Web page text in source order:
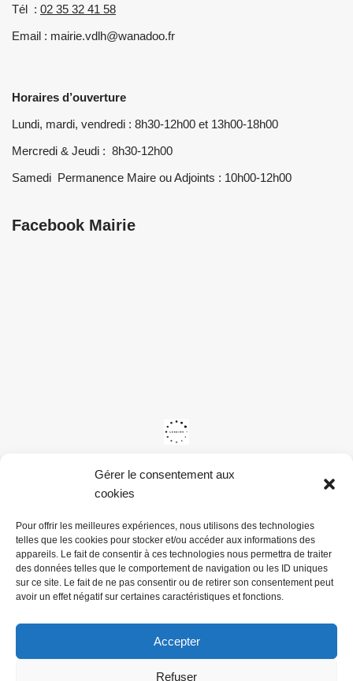
Gérer le consentement aux
cookies
Pour offrir les meilleures expériences, nous utilisons des technologies
telles que les cookies pour stocker et/ou accéder aux informations des
appareils. Le fait de consentir à ces technologies nous permettra de traiter
des données telles que le comportement de navigation ou les ID uniques
sur ce site. Le fait de ne pas consentir ou de retirer son consentement peut
avoir un effet négatif sur certaines caractéristiques et fonctions.
Accepter
Refuser
Tél : 02 35 32 41 58
Email : mairie.vdlh@wanadoo.fr
Horaires d’ouverture
Lundi, mardi, vendredi : 8h30-12h00 et 13h00-18h00
Mercredi & Jeudi : 8h30-12h00
Samedi Permanence Maire ou Adjoints : 10h00-12h00
Facebook Mairie